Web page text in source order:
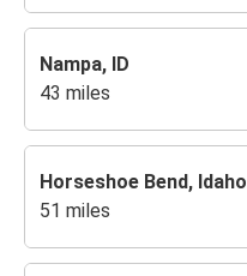
Nampa, ID
43 miles
Horseshoe Bend, Idaho
51 miles